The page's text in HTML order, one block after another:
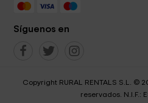
Síguenos en
Copyright RURAL RENTALS S.L. ©
reservados. N.I.F.: